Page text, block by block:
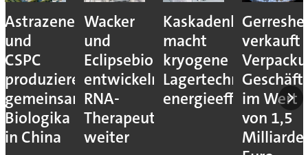
Astrazeneca
und
CSPC
produzieren
gemeinsam
Biologika
in China
Wacker
und
Eclipsebio
entwickeln
RNA-
Therapeutika
weiter
Kaskadenkonzept
macht
kryogene
Lagertechnik
energieeffizienter
verkauft
im Wert
von 1,5